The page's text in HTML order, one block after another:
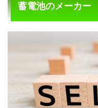
蓄電池のメーカー